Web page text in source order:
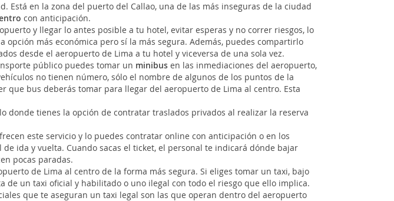
Está en la zona del puerto del Callao, una de las más inseguras de la ciudad
con anticipación.
y llegar lo antes posible a tu hotel, evitar esperas y no correr riesgos, lo
más económica pero sí la más segura. Además, puedes compartirlo
desde el aeropuerto de Lima a tu hotel y viceversa de una sola vez.
público puedes tomar un minibus en las inmediaciones del aeropuerto,
no tienen número, sólo el nombre de algunos de los puntos de la
bus deberás tomar para llegar del aeropuerto de Lima al centro. Esta
tienes la opción de contratar traslados privados al realizar la reserva
este servicio y lo puedes contratar online con anticipación o en los
ida y vuelta. Cuando sacas el ticket, el personal te indicará dónde bajar
pocas paradas.
de Lima al centro de la forma más segura. Si eliges tomar un taxi, bajo
un taxi oficial y habilitado o uno ilegal con todo el riesgo que ello implica.
que te aseguran un taxi legal son las que operan dentro del aeropuerto